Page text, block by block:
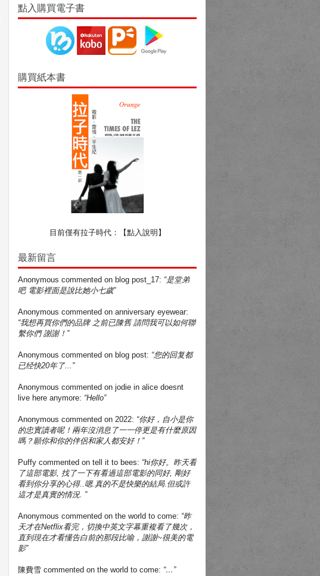
點入購買電子書
購買紙本書
目前僅有拉子時代： 【點入說明】
最新留言
Anonymous commented on blog post_17: “是堂弟
吧 電影裡面是說比她小七歲”
Anonymous commented on anniversary eyewear:
“我想再買你們的品牌 之前已陳舊 請問我可以如何聯
繫你們 謝謝！”
Anonymous commented on blog post: “您的回复都
已经快20年了...”
Anonymous commented on jodie in alice doesnt
live here anymore: “Hello”
Anonymous commented on 2022: “你好，自小是你
的忠實讀者呢！兩年沒消息了一一停更是有什麼原因
嗎？願你和你的伴侶和家人都安好！”
Puffy commented on tell it to bees: “hi你好。昨天看
了這部電影, 找了一下有看過這部電影的同好, 剛好
看到你分享的心得..嗯.真的不是快樂的結局.但或許
這才是真實的情況. ”
Anonymous commented on the world to come: “昨
天才在Netflix看完，切換中英文字幕重複看了幾次，
直到現在才看懂告白前的那段比喻，謝謝~很美的電
影”
陳費雪 commented on the world to come: “…”